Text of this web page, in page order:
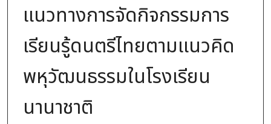
แนวทางการจัดกิจกรรมการ
เรียนรู้ดนตรีไทยตามแนวคิด
พหุวัฒนธรรมในโรงเรียน
นานาชาติ